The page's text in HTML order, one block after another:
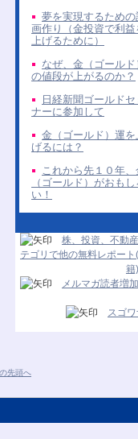
夢を実現するための
画作り（金投資で利益
上げるために）
なぜ、金（ゴールド
の値段が上がるのか？
日経新聞ゴールドセ
ナーに参加して
金（ゴールド）運を
げるには？
これから先１０年、
（ゴールド）がおもし
い！
株、投資、不動
テゴリで他の無料レポー
籍
メルマガ読者増
スゴ